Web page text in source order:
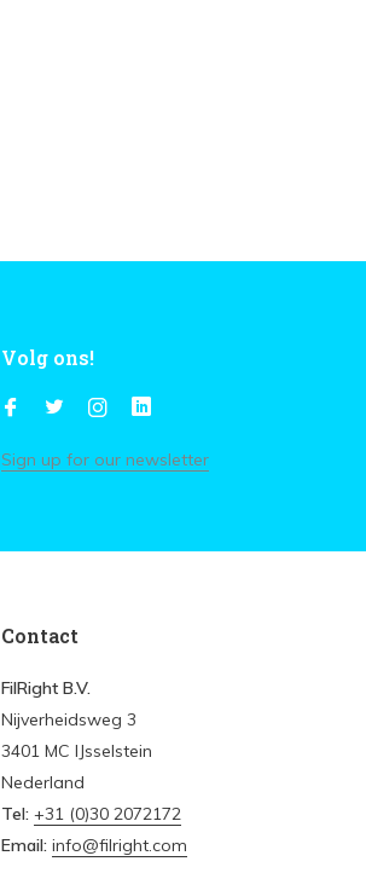
Volg ons!
Sign up for our newsletter
Contact
FilRight B.V.
Nijverheidsweg 3
3401 MC IJsselstein
Nederland
Tel: +31 (0)30 2072172
Email: info@filright.com